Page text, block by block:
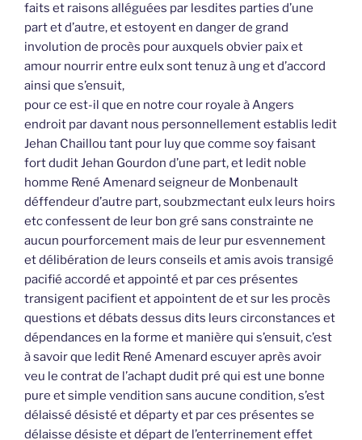
faits et raisons alléguées par lesdites parties d’une
part et d’autre, et estoyent en danger de grand
involution de procès pour auxquels obvier paix et
amour nourrir entre eulx sont tenuz à ung et d’accord
ainsi que s’ensuit,
pour ce est-il que en notre cour royale à Angers
endroit par davant nous personnellement establis ledit
Jehan Chaillou tant pour luy que comme soy faisant
fort dudit Jehan Gourdon d’une part, et ledit noble
homme René Amenard seigneur de Monbenault
déffendeur d’autre part, soubzmectant eulx leurs hoirs
etc confessent de leur bon gré sans constrainte ne
aucun pourforcement mais de leur pur esvennement
et délibération de leurs conseils et amis avois transigé
pacifié accordé et appointé et par ces présentes
transigent pacifient et appointent de et sur les procès
questions et débats dessus dits leurs circonstances et
dépendances en la forme et manière qui s’ensuit, c’est
à savoir que ledit René Amenard escuyer après avoir
veu le contrat de l’achapt dudit pré qui est une bonne
pure et simple vendition sans aucune condition, s’est
délaissé désisté et départy et par ces présentes se
délaisse désiste et départ de l’enterrinement effet